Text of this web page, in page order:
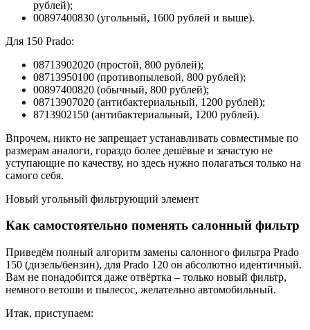
рублей);
00897400830 (угольный, 1600 рублей и выше).
Для 150 Prado:
08713902020 (простой, 800 рублей);
08713950100 (противопылевой, 800 рублей);
00897400820 (обычный, 800 рублей);
08713907020 (антибактериальный, 1200 рублей);
8713902150 (антибактериальный, 1200 рублей).
Впрочем, никто не запрещает устанавливать совместимые по
размерам аналоги, гораздо более дешёвые и зачастую не
уступающие по качеству, но здесь нужно полагаться только на
самого себя.
Новый угольный фильтрующий элемент
Как самостоятельно поменять салонный фильтр
Приведём полный алгоритм замены салонного фильтра Prado
150 (дизель/бензин), для Prado 120 он абсолютно идентичный.
Вам не понадобится даже отвёртка – только новый фильтр,
немного ветоши и пылесос, желательно автомобильный.
Итак, приступаем: